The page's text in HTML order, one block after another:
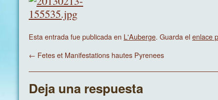
Esta entrada fue publicada en L'Auberge. Guarda elenlace
← Fetes et Manifestations hautes Pyrenees
Deja una respuesta